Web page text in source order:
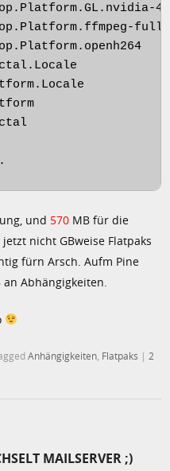
und 570 MB für die
nicht GBweise Flatpaks
fürn Arsch. Aufm Pine
an Abhängigkeiten.
Anhängigkeiten Flatpaks | 2
MAILSERVER ;)